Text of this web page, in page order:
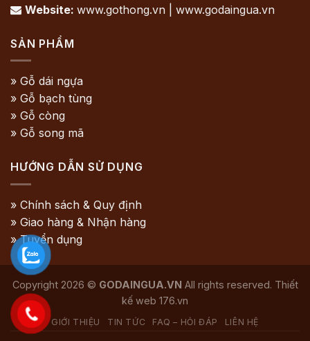
 Website: www.gothong.vn | www.godaingua.vn
SẢN PHẨM
» Gỗ dái ngựa
» Gỗ bạch tùng
» Gỗ còng
» Gỗ song mã
HƯỚNG DẪN SỬ DỤNG
» Chính sách & Quy định
» Giao hàng & Nhận hàng
» Tuyển dụng
Copyright 2026 © GODAINGUA.VN All rights reserved. Thiết
kế web 176.vn
GIỚI THIỆU TIN TỨC FAQ – HỎI ĐÁP LIÊN HỆ